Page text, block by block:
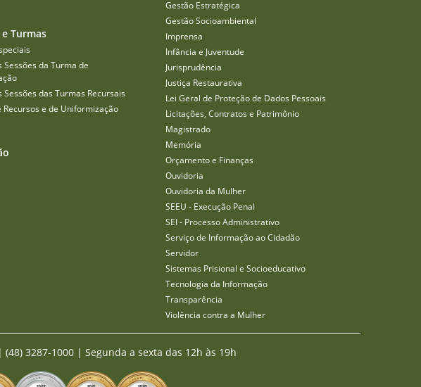
e Turmas
Sessões da Turma de
Sessões das Turmas Recursais
Recursos e de Uniformização
Gestão Estratégica
Gestão Socioambiental
Imprensa
Infância e Juventude
Jurisprudência
Justiça Restaurativa
Lei Geral de Proteção de Dados Pessoais
Licitações, Contratos e Patrimônio
Magistrado
Memória
Orçamento e Finanças
Ouvidoria
Ouvidoria da Mulher
SEEU - Execução Penal
SEI - Processo Administrativo
Serviço de Informação ao Cidadão
Servidor
Sistemas Prisional e Socioeducativo
Tecnologia da Informação
Transparência
Violência contra a Mulher
| (48) 3287-1000 | Segunda a sexta das 12h às 19h